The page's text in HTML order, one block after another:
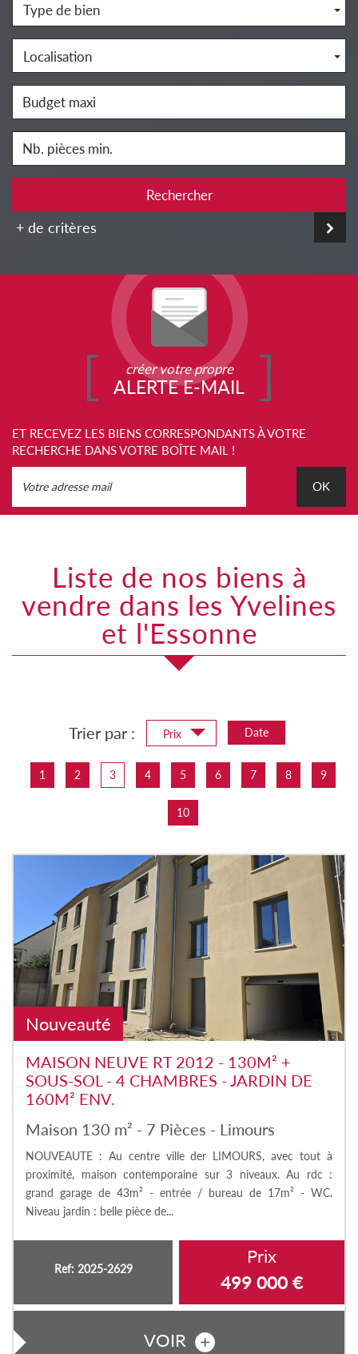
Type de bien
Localisation
Rechercher
+ de critères
créer votre propre
ALERTE E-MAIL
ET RECEVEZ LES BIENS CORRESPONDANTS À VOTRE
RECHERCHE DANS VOTRE BOÎTE MAIL !
OK
Liste de nos biens à
vendre dans les Yvelines
et l'Essonne
Trier par : Prix Date
1 2 3 4 5 6 7 8 9
10
Nouveauté
MAISON NEUVE RT 2012 - 130M² +
SOUS-SOL - 4 CHAMBRES - JARDIN DE
160M² ENV.
Maison 130 m² - 7 Pièces - Limours
NOUVEAUTE : Au centre ville der LIMOURS, avec tout à
proximité, maison contemporaine sur 3 niveaux. Au rdc :
grand garage de 43m² - entrée / bureau de 17m² - WC.
Niveau jardin : belle pièce de...
Ref: 2025-2629
Prix
499 000 €
VOIR